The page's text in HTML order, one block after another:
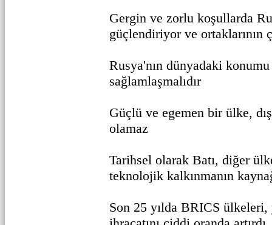
Gergin ve zorlu koşullarda
güçlendiriyor ve ortaklarının
Rusya'nın dünyadaki
sağlamlaşmalıdır
Güçlü ve egemen bir ülke,
olamaz
Tarihsel olarak Batı, diğer
teknolojik kalkınmanın
Son 25 yılda BRICS